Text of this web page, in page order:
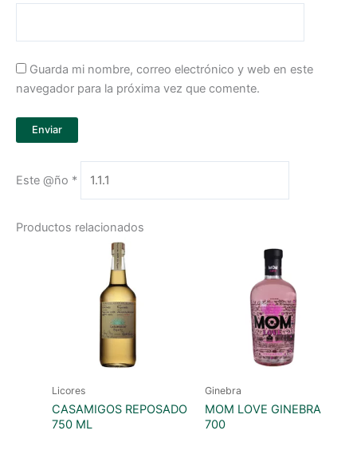
Guarda mi nombre, correo electrónico y web en este
navegador para la próxima vez que comente.
Este @ño *
Productos relacionados
Licores
CASAMIGOS REPOSADO
750 ML
Ginebra
MOM LOVE GINEBRA
700